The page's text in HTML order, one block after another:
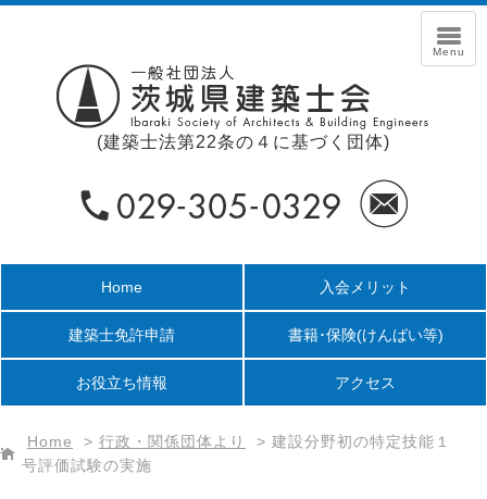
(建築士法第22条の４に基づく団体)
Home 入会メリット
建築士免許申請 書籍･保険(けんばい等)
お役立ち情報 アクセス
Home > 行政・関係団体より > 建設分野初の特定技能１
号評価試験の実施